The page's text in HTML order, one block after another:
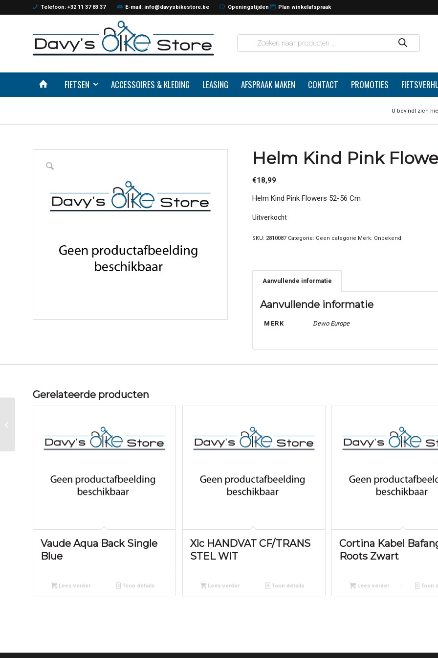
Telefoon: +32 11 37 83 37 E-mail: info@davysbikestore.be Openingstijden Plan winkelafspraak
FIETSEN ACCESSOIRES & KLEDING LEASING AFSPRAAK MAKEN CONTACT PROMOTIES
U bevindt zich
Helm Kind Pink
€18,99
Helm Kind Pink Flowers 52-56 Cm
Uitverkocht
SKU: 2810087 Categorie: Geen categorie Merk: Onbekend
Aanvullende informatie
Aanvullende informatie
MERK Dewo Europe
Gerelateerde producten
Vaude Aqua Back Single
Blue
Lees verder Toon details
Xlc HANDVAT CF/TRANS
STEL WIT
Lees verder Toon details
Cortina Kabel
Roots Zwart
Lees verder Toon
achterlicht